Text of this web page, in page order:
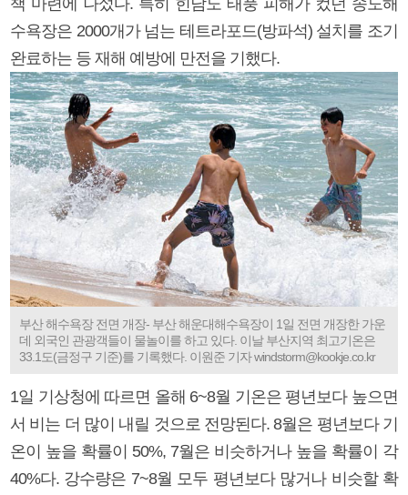
수욕장은 2000개가 넘는 테트라포드(방파석) 설치를 조기
완료하는 등 재해 예방에 만전을 기했다.
부산 해수욕장 전면 개장- 부산 해운대해수욕장이 1일 전면 개장한 가운
데 외국인 관광객들이 물놀이를 하고 있다. 이날 부산지역 최고기온은
33.1도(금정구 기준)를 기록했다. 이원준 기자 windstorm@kookje.co.kr
1일 기상청에 따르면 올해 6~8월 기온은 평년보다 높으면
서 비는 더 많이 내릴 것으로 전망된다. 8월은 평년보다 기
온이 높을 확률이 50%, 7월은 비슷하거나 높을 확률이 각
40%다. 강수량은 7~8월 모두 평년보다 많거나 비슷할 확